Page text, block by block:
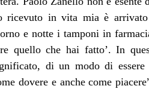
ricevuto in vita mia è
e notte i tamponi in
quello che hai fatto’. In
di un modo di
dovere e anche come
ma con alcol è
è convivialità il poco alcol
albergano altrove,
della
da eroe perché sono